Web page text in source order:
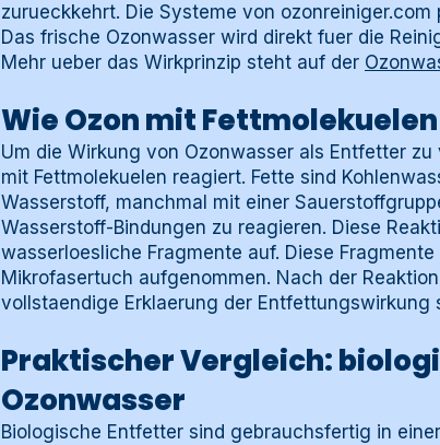
zurueckkehrt. Die Systeme von
Das frische Ozonwasser wird direkt fuer die
Mehr ueber das Wirkprinzip steht auf der
Wie Ozon mit
Um die Wirkung von Ozonwasser als Entfetter
mit Fettmolekuelen reagiert. Fette sind
Wasserstoff, manchmal mit einer
Wasserstoff-Bindungen zu reagieren. Diese
wasserloesliche Fragmente auf. Diese
Mikrofasertuch aufgenommen. Nach der
vollstaendige Erklaerung der Entfettungswirkung
Praktischer Vergleich:
Ozonwasser
Biologische Entfetter sind gebrauchsfertig in